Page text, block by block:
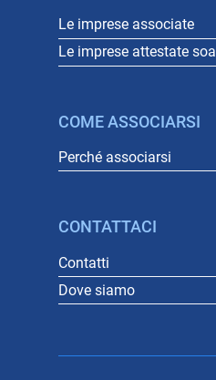
Le imprese associate
Le imprese attestate soa
COME ASSOCIARSI
Perché associarsi
CONTATTACI
Contatti
Dove siamo